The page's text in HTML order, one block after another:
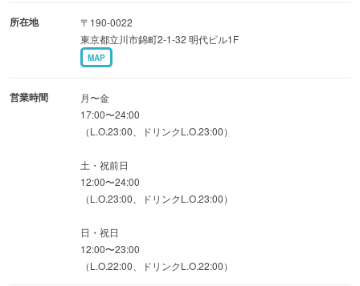
所在地
〒190-0022
東京都立川市錦町2-1-32 明代ビル1F
MAP
営業時間
月〜金
17:00〜24:00
（L.O.23:00、ドリンクL.O.23:00）
土・祝前日
12:00〜24:00
（L.O.23:00、ドリンクL.O.23:00）
日・祝日
12:00〜23:00
（L.O.22:00、ドリンクL.O.22:00）